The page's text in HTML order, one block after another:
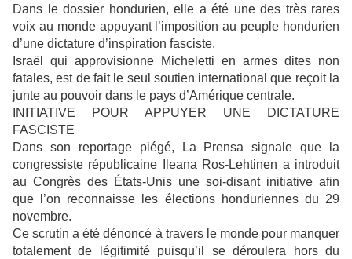
Dans le dossier hondurien, elle a été une des très rares
voix au monde appuyant l’imposition au peuple hondurien
d’une dictature d’inspiration fasciste.
Israël qui approvisionne Micheletti en armes dites non
fatales, est de fait le seul soutien international que reçoit la
junte au pouvoir dans le pays d’Amérique centrale.
INITIATIVE POUR APPUYER UNE DICTATURE
FASCISTE
Dans son reportage piégé, La Prensa signale que la
congressiste républicaine Ileana Ros-Lehtinen a introduit
au Congrès des États-Unis une soi-disant initiative afin
que l’on reconnaisse les élections honduriennes du 29
novembre.
Ce scrutin a été dénoncé à travers le monde pour manquer
totalement de légitimité puisqu’il se déroulera hors du